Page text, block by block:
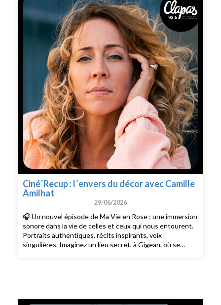
Ciné´Recup : l´envers du décor avec Camille
Amilhat
29/06/2026
🎧 Un nouvel épisode de Ma Vie en Rose : une immersion
sonore dans la vie de celles et ceux qui nous entourent.
Portraits authentiques, récits inspirants, voix
singulières. Imaginez un lieu secret, à Gigean, où se
obsession ? Sauver de la déchetterie des milliers de